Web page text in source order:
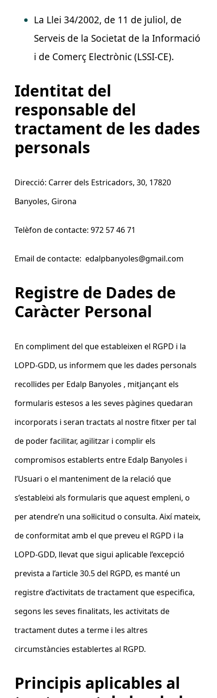
La Llei 34/2002, de 11 de juliol, de
Serveis de la Societat de la Informació
i de Comerç Electrònic (LSSI-CE).
Identitat del
responsable del
tractament de les dades
personals
Direcció: Carrer dels Estricadors, 30, 17820
Banyoles, Girona
Telèfon de contacte: 972 57 46 71
Email de contacte: edalpbanyoles@gmail.com
Registre de Dades de
Caràcter Personal
En compliment del que estableixen el RGPD i la
LOPD-GDD, us informem que les dades personals
recollides per Edalp Banyoles , mitjançant els
formularis estesos a les seves pàgines quedaran
incorporats i seran tractats al nostre fitxer per tal
de poder facilitar, agilitzar i complir els
compromisos establerts entre Edalp Banyoles i
l’Usuari o el manteniment de la relació que
s’estableixi als formularis que aquest empleni, o
per atendre’n una sol·licitud o consulta. Així mateix,
de conformitat amb el que preveu el RGPD i la
LOPD-GDD, llevat que sigui aplicable l’excepció
prevista a l’article 30.5 del RGPD, es manté un
registre d’activitats de tractament que especifica,
segons les seves finalitats, les activitats de
tractament dutes a terme i les altres
circumstàncies establertes al RGPD.
Principis aplicables al